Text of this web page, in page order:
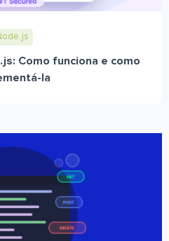
Como funciona e como
la